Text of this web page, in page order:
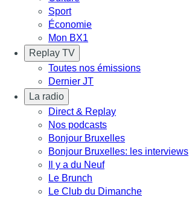
Sport
Économie
Mon BX1
Replay TV
Toutes nos émissions
Dernier JT
La radio
Direct & Replay
Nos podcasts
Bonjour Bruxelles
Bonjour Bruxelles: les interviews
Il y a du Neuf
Le Brunch
Le Club du Dimanche